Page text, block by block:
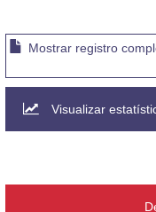
Mostrar registro
Visualizar